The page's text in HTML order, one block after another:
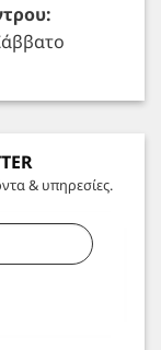
& υπηρεσίες.